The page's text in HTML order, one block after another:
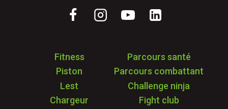
Fitness
Parcours santé
Piston
Parcours combattant
Lest
Challenge ninja
Chargeur
Fight club